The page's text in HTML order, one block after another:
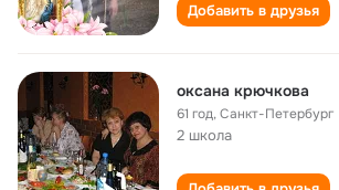
Добавить в друзья
оксана крючкова
61 год,Санкт-Петербург
2 школа